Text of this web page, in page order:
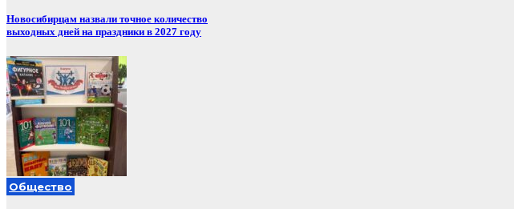
Новосибирцам назвали точное количество
выходных дней на праздники в 2027 году
Общество